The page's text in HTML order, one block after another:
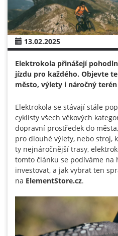
13.02.2025
Elektrokola přinášejí
jízdu pro každého. Objevte
město, výlety i náročný
Elektrokola se stávají stále
cyklisty všech věkových
dopravní prostředek do
pro dlouhé výlety, nebo stroj,
ty nejnáročnější trasy,
tomto článku se podíváme na
investovat, a jak vybrat ten
na ElementStore.cz.